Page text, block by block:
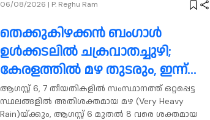
06/08/2026 | P. Reghu Ram
തെക്കുകിഴക്കൻ ബംഗാൾ
ഉൾക്കടലിൽ ചക്രവാതച്ചുഴി;
കേരളത്തിൽ മഴ തുടരും, ഇന്ന്
മൂന്ന് ജില്ലകളിൽ അതിതീവ്ര
മഴയ്ക്ക് സാധ്യത
ആഗസ്റ്റ് 6, 7 തീയതികളിൽ സംസ്ഥാനത്ത് ഒറ്റപ്പെട്ട
സ്ഥലങ്ങളിൽ അതിശക്തമായ മഴ (Very Heavy
Rain)യ്ക്കും, ആഗസ്റ്റ് 6 മുതൽ 8 വരെ ശക്തമായ